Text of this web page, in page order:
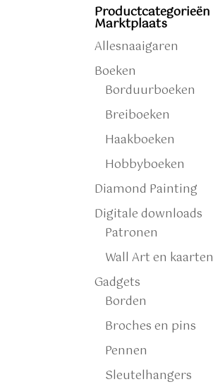
Productcategorieën
Marktplaats
Allesnaaigaren
Boeken
Borduurboeken
Breiboeken
Haakboeken
Hobbyboeken
Diamond Painting
Digitale downloads
Patronen
Wall Art en kaarten
Gadgets
Borden
Broches en pins
Pennen
Sleutelhangers